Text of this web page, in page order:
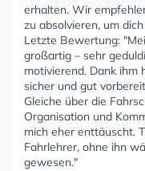
erhalten. Wir
zu absolvieren, um
Letzte Bewertung:
großartig – sehr
motivierend. Dank ihm
sicher und gut
Gleiche über die
Organisation und
mich eher enttäuscht.
Fahrlehrer, ohne ihn
gewesen."